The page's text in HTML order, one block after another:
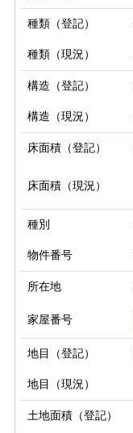
種類（登記）
種類（現況）
構造（登記）
構造（現況）
床面積（登記）
床面積（現況）
種別
物件番号
所在地
家屋番号
地目（登記）
地目（現況）
土地面積（登記）